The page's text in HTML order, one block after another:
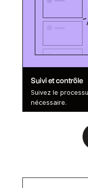
Suivi et contrôle
Suivez le
nécessaire.